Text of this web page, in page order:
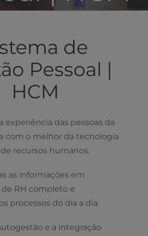
de
Pessoal |
HCM
experiência das pessoas da
com o melhor da tecnologia
recursos humanos.
as informações em
RH completo e
processos do dia a dia.
e a integração